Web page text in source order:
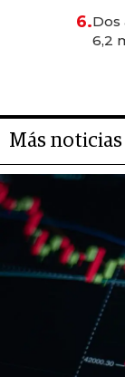
6.Dos
6,2
Más noticias